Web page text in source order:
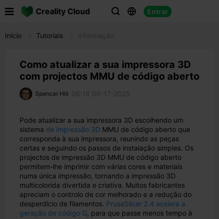
Creality Cloud   Entrar
Início Tutoriais
Como atualizar a sua impressora 3D
com projectos MMU de código aberto
Spencer Hill 06:16 06-17-2025
Pode atualizar a sua impressora 3D escolhendo um
sistema de impressão 3D MMU de código aberto que
corresponda à sua impressora, reunindo as peças
certas e seguindo os passos de instalação simples. Os
projectos de impressão 3D MMU de código aberto
permitem-lhe imprimir com várias cores e materiais
numa única impressão, tornando a impressão 3D
multicolorida divertida e criativa. Muitos fabricantes
apreciam o controlo de cor melhorado e a redução do
desperdício de filamentos. PrusaSlicer 2.4 acelera a
geração de código G , para que passe menos tempo à